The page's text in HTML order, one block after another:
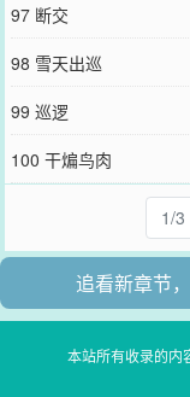
97 断交
98 雪天出巡
99 巡逻
100 干煸鸟肉
1/3
追看新章节
本站所有收录的内